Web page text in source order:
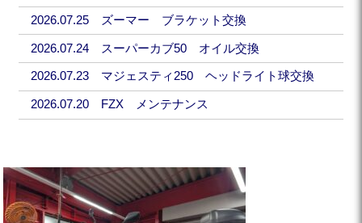
2026.07.25 ズーマー ブラケット交換
2026.07.24 スーパーカブ50 オイル交換
2026.07.23 マジェスティ250 ヘッドライト球交換
2026.07.20 FZX メンテナンス